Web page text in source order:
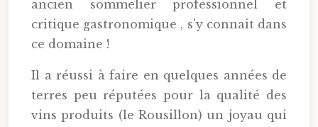
ancien sommelier professionnel et
critique gastronomique , s'y connait dans
ce domaine !
Il a réussi à faire en quelques années de
terres peu réputées pour la qualité des
vins produits (le Rousillon) un joyau qui